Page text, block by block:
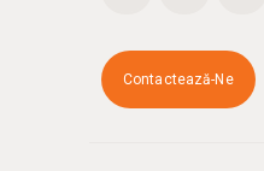
Contactează-Ne